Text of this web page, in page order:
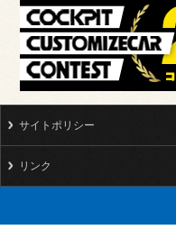
サイトポリシー
リンク